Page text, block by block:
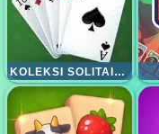
KOLEKSI SOLITAIRE 15IN1